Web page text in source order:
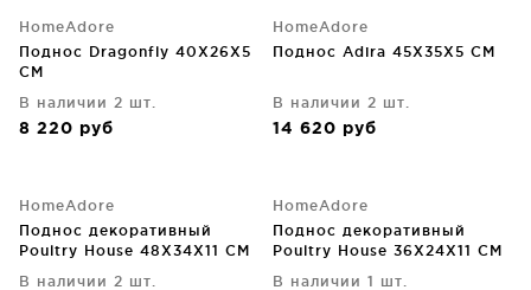
HomeAdore
Поднос Dragonfly 40X26X5
CM
В наличии 2 шт.
8 220 руб
HomeAdore
Поднос Adira 45X35X5 CM
В наличии 2 шт.
14 620 руб
HomeAdore
Поднос декоративный
Poultry House 48X34X11 CM
В наличии 2 шт.
HomeAdore
Поднос декоративный
Poultry House 36X24X11 CM
В наличии 1 шт.